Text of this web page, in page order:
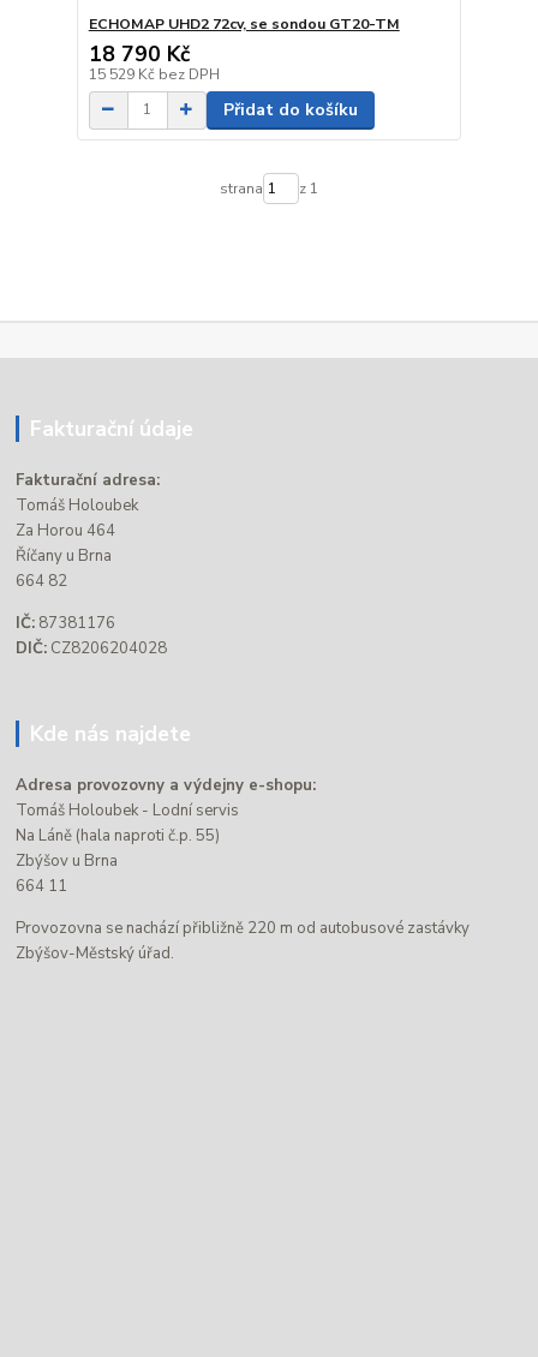
ECHOMAP UHD2 72cv, se sondou GT20-TM
18 790 Kč
15 529 Kč bez DPH
Přidat do košíku
strana z 1
Fakturační údaje
Fakturační adresa:
Tomáš Holoubek
Za Horou 464
Říčany u Brna
664 82
IČ: 87381176
DIČ: CZ8206204028
Kde nás najdete
Adresa provozovny a výdejny e-shopu:
Tomáš Holoubek - Lodní servis
Na Láně (hala naproti č.p. 55)
Zbýšov u Brna
664 11
Provozovna se nachází přibližně 220 m od autobusové zastávky
Zbýšov-Městský úřad.